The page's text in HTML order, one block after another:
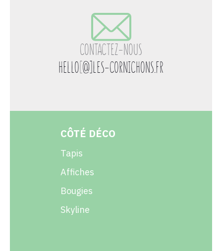
CONTACTEZ-NOUS
HELLO[@]LES-CORNICHONS.FR
CÔTÉ DÉCO
Tapis
Affiches
Bougies
Skyline